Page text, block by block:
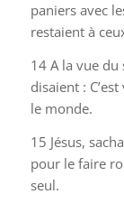
paniers avec
restaient à
14 A la vue du
disaient :
le monde.
15 Jésus,
pour le faire
seul.